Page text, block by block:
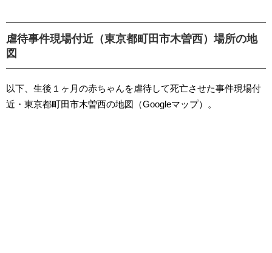
虐待事件現場付近（東京都町田市木曽西）場所の地
図
以下、生後１ヶ月の赤ちゃんを虐待して死亡させた事件現場付
近・東京都町田市木曽西の地図（Googleマップ）。